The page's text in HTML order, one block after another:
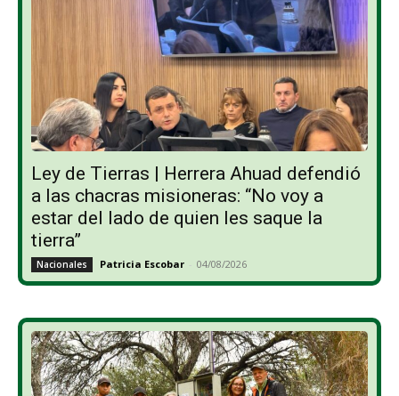
Ley de Tierras | Herrera Ahuad defendió
a las chacras misioneras: “No voy a
estar del lado de quien les saque la
tierra”
Nacionales Patricia Escobar - 04/08/2026